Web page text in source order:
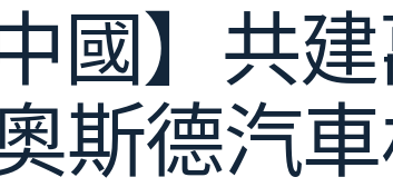
中國】共
斯德汽